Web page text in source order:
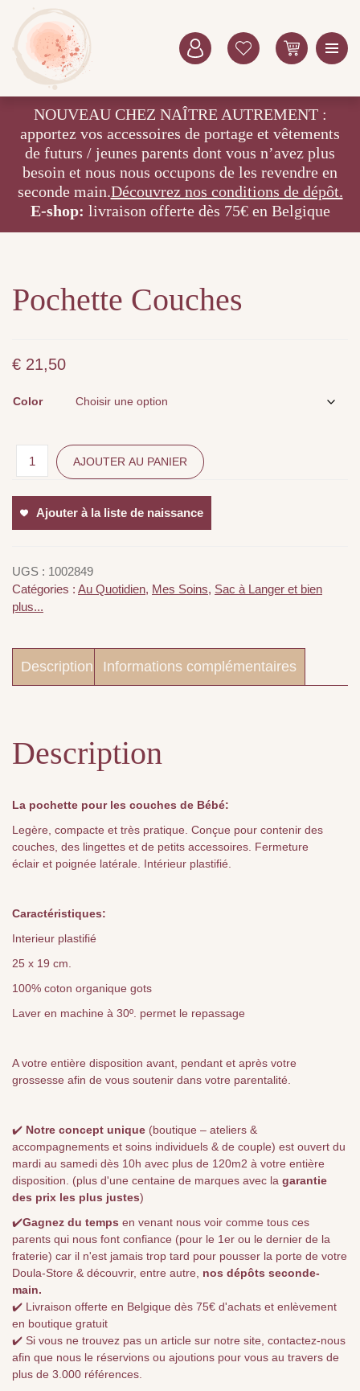
NOUVEAU CHEZ NAÎTRE AUTREMENT :
apportez vos accessoires de portage et vêtements
de futurs / jeunes parents dont vous n’avez plus
besoin et nous nous occupons de les revendre en
seconde main.Découvrez nos conditions de dépôt.
E-shop: livraison offerte dès 75€ en Belgique
Pochette Couches
€ 21,50
Color
AJOUTER AU PANIER
Ajouter à la liste de naissance
UGS : 1002849
Catégories : Au Quotidien, Mes Soins, Sac à Langer et bien
plus...
Description Informations complémentaires
Description
La pochette pour les couches de Bébé:
Legère, compacte et très pratique. Conçue pour contenir des
couches, des lingettes et de petits accessoires. Fermeture
éclair et poignée latérale. Intérieur plastifié.
Caractéristiques:
Interieur plastifié
25 x 19 cm.
100% coton organique gots
Laver en machine à 30º. permet le repassage
A votre entière disposition avant, pendant et après votre
grossesse afin de vous soutenir dans votre parentalité.
✔️ Notre concept unique (boutique – ateliers &
accompagnements et soins individuels & de couple) est ouvert du
mardi au samedi dès 10h avec plus de 120m2 à votre entière
disposition. (plus d'une centaine de marques avec la garantie
des prix les plus justes)
✔️Gagnez du temps en venant nous voir comme tous ces
parents qui nous font confiance (pour le 1er ou le dernier de la
fraterie) car il n'est jamais trop tard pour pousser la porte de votre
Doula-Store & découvrir, entre autre, nos dépôts seconde-
main.
✔️ Livraison offerte en Belgique dès 75€ d'achats et enlèvement
en boutique gratuit
✔️ Si vous ne trouvez pas un article sur notre site, contactez-nous
afin que nous le réservions ou ajoutions pour vous au travers de
plus de 3.000 références.